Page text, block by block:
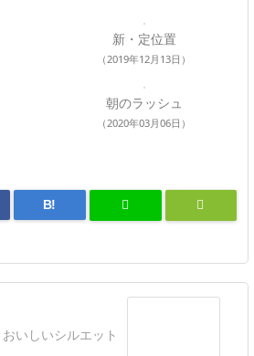
新・定位置
（2019年12月13日）
朝のラッシュ
（2020年03月06日）
B!
おいしいシルエット